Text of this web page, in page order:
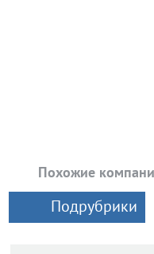
Похожие
Подрубрики